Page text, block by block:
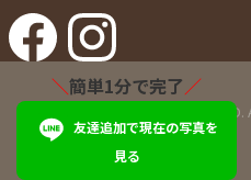
©Pets-first
＼簡単1分で完了／
友達追加で現在の写真を
見る